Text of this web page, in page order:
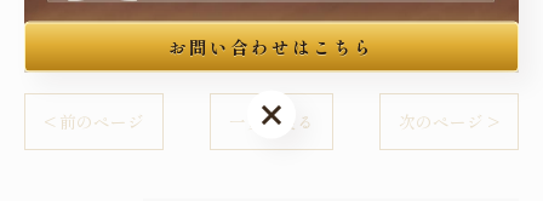
中国人 刑事
< 前のページ 一覧に戻る 次のページ >
お問い合わせはこちら
お問い合わせはこちら